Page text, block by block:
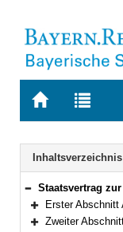
Zur
Zur
Suche
Inhaltsverzeichnis
Bereich
Staatsvertrag zur Neuregulierung des
Bereich erweitern
Erster Abschnitt
Zweiter